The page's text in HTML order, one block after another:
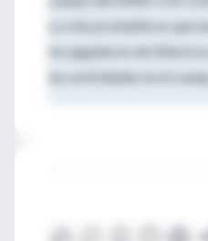
Lo más probable es que
los jugadores de fútbol
las actividades en el